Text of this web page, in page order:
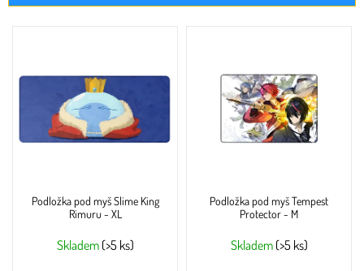
Podložka pod myš Slime King
Rimuru - XL
Skladem (>5 ks)
Podložka pod myš Tempest
Protector - M
Skladem (>5 ks)